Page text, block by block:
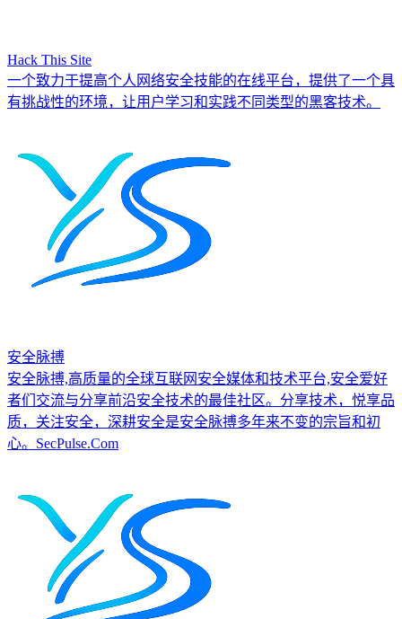
Hack This Site
一个致力于提高个人网络安全技能的在线平台，提供了一个具
有挑战性的环境，让用户学习和实践不同类型的黑客技术。
安全脉搏
安全脉搏,高质量的全球互联网安全媒体和技术平台,安全爱好
者们交流与分享前沿安全技术的最佳社区。分享技术，悦享品
质，关注安全，深耕安全是安全脉搏多年来不变的宗旨和初
心。SecPulse.Com